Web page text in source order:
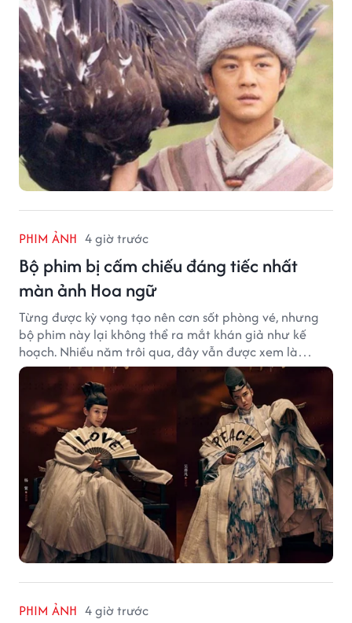
PHIM ẢNH 4 giờ trước
Bộ phim bị cấm chiếu đáng tiếc nhất
màn ảnh Hoa ngữ
Từng được kỳ vọng tạo nên cơn sốt phòng vé, nhưng
bộ phim này lại không thể ra mắt khán giả như kế
hoạch. Nhiều năm trôi qua, đây vẫn được xem là
trường hợp đáng tiếc bậc nhất của màn ảnh Hoa ngữ.
PHIM ẢNH 4 giờ trước